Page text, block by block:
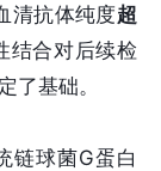
清抗体纯度超
结合对后续检
了基础。
链球菌G蛋白